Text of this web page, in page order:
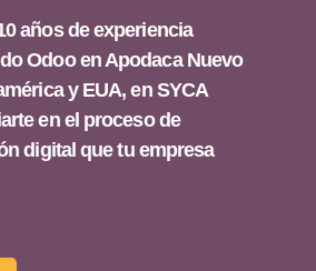
años de experiencia
Odoo en Apodaca Nuevo
y EUA, en SYCA
en el proceso de
digital que tu empresa